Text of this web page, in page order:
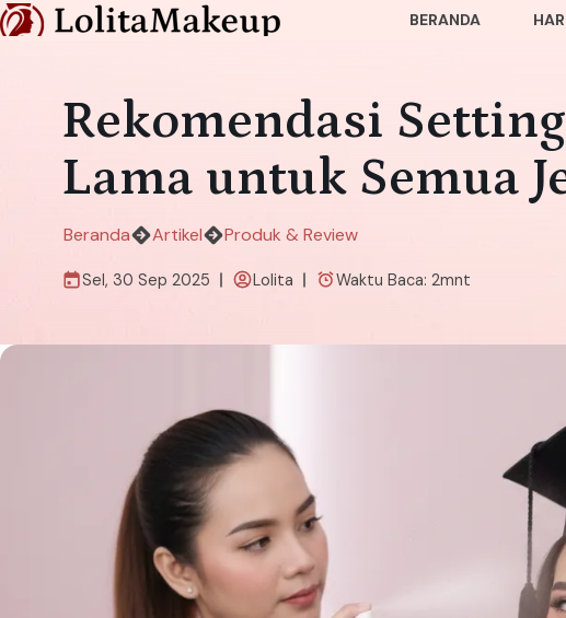
BERANDA
Rekomendasi
Lama untuk Semua
Beranda Artikel Produk & Review
Sel, 30 Sep 2025 Lolita Waktu Baca: 2mnt